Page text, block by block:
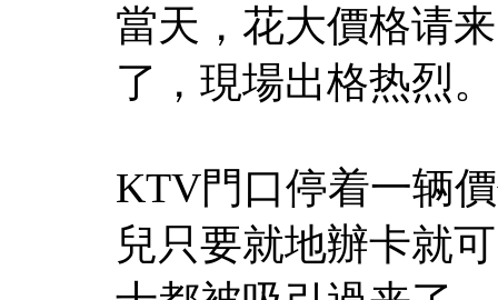
當天，花大價格请
了，現場出格热烈。
KTV門口停着一辆
兒只要就地辦卡就